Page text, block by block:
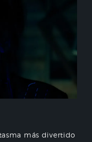
más divertido